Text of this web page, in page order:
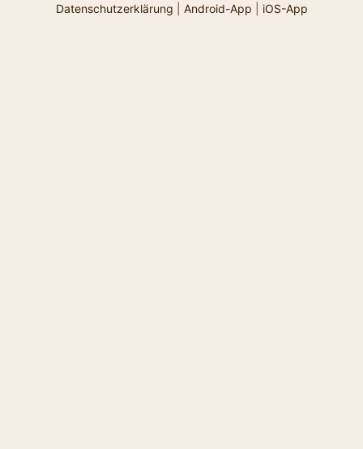
Datenschutzerklärung
Android-App iOS-App